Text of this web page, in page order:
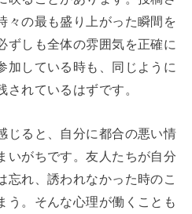
々の最も盛り上がった瞬間を
ずしも全体の雰囲気を正確に
加している時も、同じように
れているはずです。
じると、自分に都合の悪い情
いがちです。友人たちが自分
忘れ、誘われなかった時のこ
う。そんな心理が働くことも